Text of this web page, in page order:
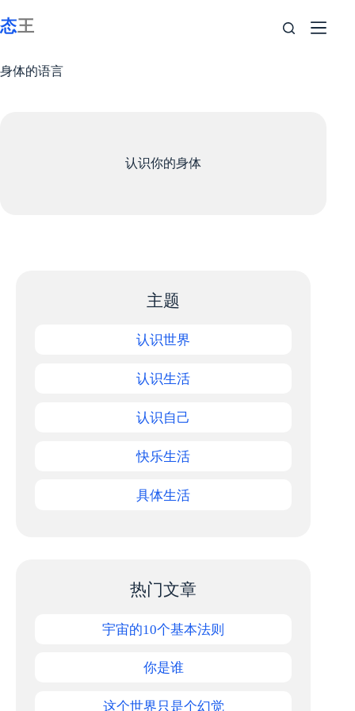
至
身体的语言
认识你的身体
主题
认识世界
认识生活
认识自己
快乐生活
具体生活
热门文章
宇宙的10个基本法则
你是谁
这个世界只是个幻觉